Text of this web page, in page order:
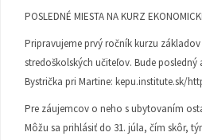
POSLEDNÉ MIESTA NA KURZ
Pripravujeme prvý ročník kurzu
stredoškolských učiteľov. Bude
Bystrička pri Martine: kepu.institute.sk/
Pre záujemcov o neho s ubytovaním
Môžu sa prihlásiť do 31. júla, čím skôr,